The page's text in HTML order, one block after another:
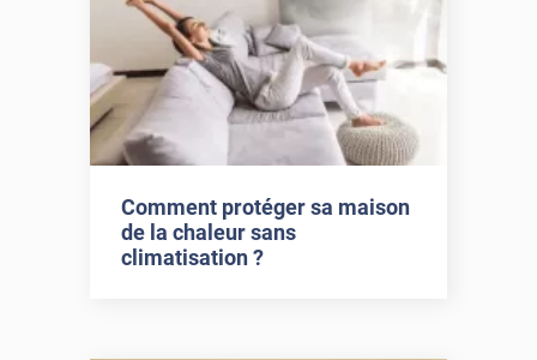
Comment protéger sa maison
de la chaleur sans
climatisation ?